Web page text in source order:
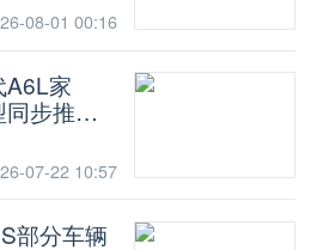
08-01 00:16
A6L家
步推进
07-22 10:57
部分车辆